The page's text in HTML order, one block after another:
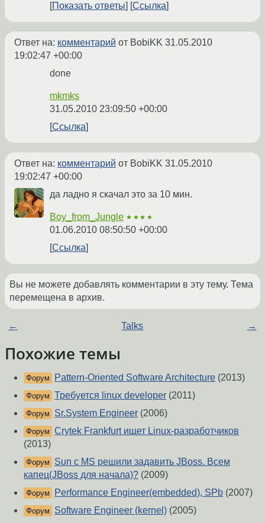
Показать ответы Ссылка
Ответ на: комментарий от BobiKK 31.05.2010
19:02:47 +00:00
done
mkmks
31.05.2010 23:09:50 +00:00
Ссылка
Ответ на: комментарий от BobiKK 31.05.2010
19:02:47 +00:00
да ладно я скачал это за 10 мин.
Boy_from_Jungle ★★★★
01.06.2010 08:50:50 +00:00
Ссылка
Вы не можете добавлять комментарии в эту тему. Тема
перемещена в архив.
← Talks →
Похожие темы
Форум Pattern-Oriented Software Architecture (2013)
Форум Требуется linux developer (2011)
Форум Sr.System Engineer (2006)
Форум Crytek Frankfurt ищет Linux-разработчиков
(2013)
Форум
Sun c MS решили задавить JBoss. Bсем
капец(JBoss для начала)? (2009)
Форум Performance Engineer(embedded), SPb (2007)
Форум Software Engineer (kernel) (2005)